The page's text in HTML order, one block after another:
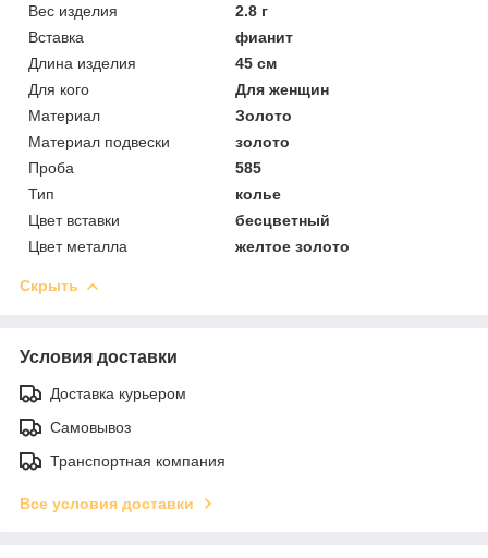
Вес изделия
2.8 г
Вставка
фианит
Длина изделия
45 см
Для кого
Для женщин
Материал
Золото
Материал подвески
золото
Проба
585
Тип
колье
Цвет вставки
бесцветный
Цвет металла
желтое золото
Скрыть
Условия доставки
Доставка курьером
Самовывоз
Транспортная компания
Все условия доставки